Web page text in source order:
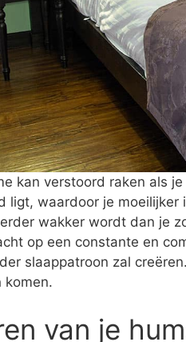
kan verstoord raken als
ligt, waardoor je
wakker wordt dan je
op een constante en
slaappatroon zal
komen.
van je